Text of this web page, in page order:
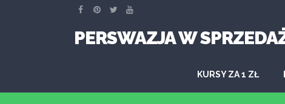
PERSWAZJA W
KURSY ZA 1 ZŁ